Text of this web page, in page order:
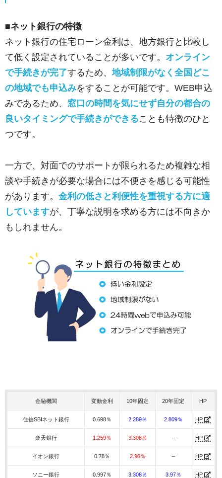
■ネット銀行の特徴
ネット銀行の住宅ローン金利は、地方銀行と比較し
て低く設定されていることが多いです。 オンライン
で手続きが完了するため、地域制限がなく全国どこ
の地域でも申込みをすることが可能です。WEB申込
みであるため、 窓口の時間を気にせず自分の都合の
良いタイミングで手続きができることも特徴のひと
つです。
一方で、対面でのサポートが限られるため複雑な相
談や手続きが必要な場合には不便さを感じる可能性
があります。 金利の低さと利便性を重視する方に適
していますが、丁寧な説明を求める方には不向きか
もしれません。
金融機関 変動金利 10年固定 20年固定 HP
住信SBIネット銀行 0.698％ 2.289％ 2.809％ HP
楽天銀行 1.259％ 3.308％ – HP
イオン銀行 0.78％ 2.96％ – HP
ソニー銀行 0.997％ 3.308％ 3.97％ HP